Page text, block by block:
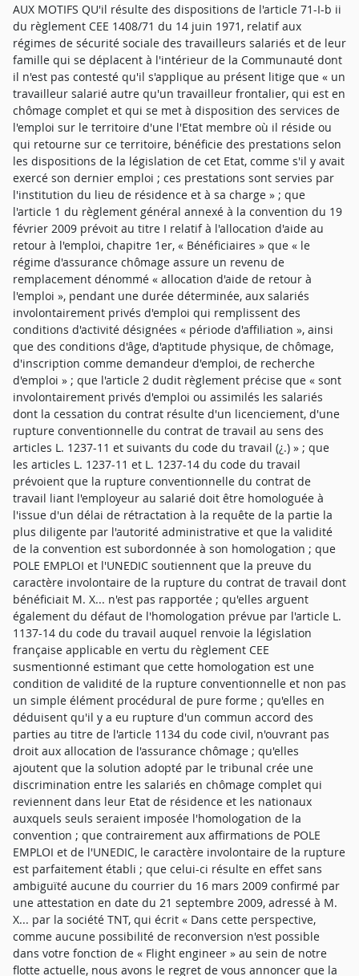
AUX MOTIFS QU'il résulte des dispositions de l'article 71-I-b ii
du règlement CEE 1408/71 du 14 juin 1971, relatif aux
régimes de sécurité sociale des travailleurs salariés et de leur
famille qui se déplacent à l'intérieur de la Communauté dont
il n'est pas contesté qu'il s'applique au présent litige que « un
travailleur salarié autre qu'un travailleur frontalier, qui est en
chômage complet et qui se met à disposition des services de
l'emploi sur le territoire d'une l'Etat membre où il réside ou
qui retourne sur ce territoire, bénéficie des prestations selon
les dispositions de la législation de cet Etat, comme s'il y avait
exercé son dernier emploi ; ces prestations sont servies par
l'institution du lieu de résidence et à sa charge » ; que
l'article 1 du règlement général annexé à la convention du 19
février 2009 prévoit au titre I relatif à l'allocation d'aide au
retour à l'emploi, chapitre 1er, « Bénéficiaires » que « le
régime d'assurance chômage assure un revenu de
remplacement dénommé « allocation d'aide de retour à
l'emploi », pendant une durée déterminée, aux salariés
involontairement privés d'emploi qui remplissent des
conditions d'activité désignées « période d'affiliation », ainsi
que des conditions d'âge, d'aptitude physique, de chômage,
d'inscription comme demandeur d'emploi, de recherche
d'emploi » ; que l'article 2 dudit règlement précise que « sont
involontairement privés d'emploi ou assimilés les salariés
dont la cessation du contrat résulte d'un licenciement, d'une
rupture conventionnelle du contrat de travail au sens des
articles L. 1237-11 et suivants du code du travail (¿.) » ; que
les articles L. 1237-11 et L. 1237-14 du code du travail
prévoient que la rupture conventionnelle du contrat de
travail liant l'employeur au salarié doit être homologuée à
l'issue d'un délai de rétractation à la requête de la partie la
plus diligente par l'autorité administrative et que la validité
de la convention est subordonnée à son homologation ; que
POLE EMPLOI et l'UNEDIC soutiennent que la preuve du
caractère involontaire de la rupture du contrat de travail dont
bénéficiait M. X... n'est pas rapportée ; qu'elles arguent
également du défaut de l'homologation prévue par l'article L.
1137-14 du code du travail auquel renvoie la législation
française applicable en vertu du règlement CEE
susmentionné estimant que cette homologation est une
condition de validité de la rupture conventionnelle et non pas
un simple élément procédural de pure forme ; qu'elles en
déduisent qu'il y a eu rupture d'un commun accord des
parties au titre de l'article 1134 du code civil, n'ouvrant pas
droit aux allocation de l'assurance chômage ; qu'elles
ajoutent que la solution adopté par le tribunal crée une
discrimination entre les salariés en chômage complet qui
reviennent dans leur Etat de résidence et les nationaux
auxquels seuls seraient imposée l'homologation de la
convention ; que contrairement aux affirmations de POLE
EMPLOI et de l'UNEDIC, le caractère involontaire de la rupture
est parfaitement établi ; que celui-ci résulte en effet sans
ambiguïté aucune du courrier du 16 mars 2009 confirmé par
une attestation en date du 21 septembre 2009, adressé à M.
X... par la société TNT, qui écrit « Dans cette perspective,
comme aucune possibilité de reconversion n'est possible
dans votre fonction de « Flight engineer » au sein de notre
flotte actuelle, nous avons le regret de vous annoncer que la